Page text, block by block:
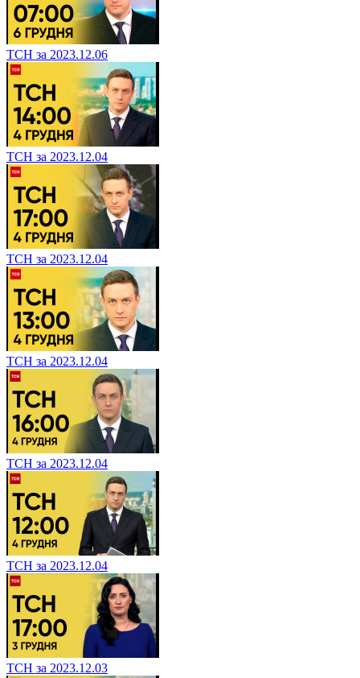
ТСН за 2023.12.06
ТСН за 2023.12.04
ТСН за 2023.12.04
ТСН за 2023.12.04
ТСН за 2023.12.04
ТСН за 2023.12.04
ТСН за 2023.12.03